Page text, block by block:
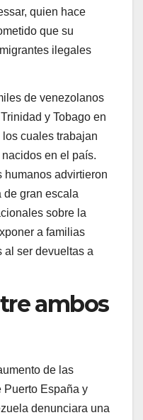
quien hace
que su
ilegales
de venezolanos
y Tobago en
los cuales trabajan
en el país.
humanos advirtieron
de gran escala
sobre la
a familias
al ser devueltas a
ambos
de las
Puerto España y
denunciara una